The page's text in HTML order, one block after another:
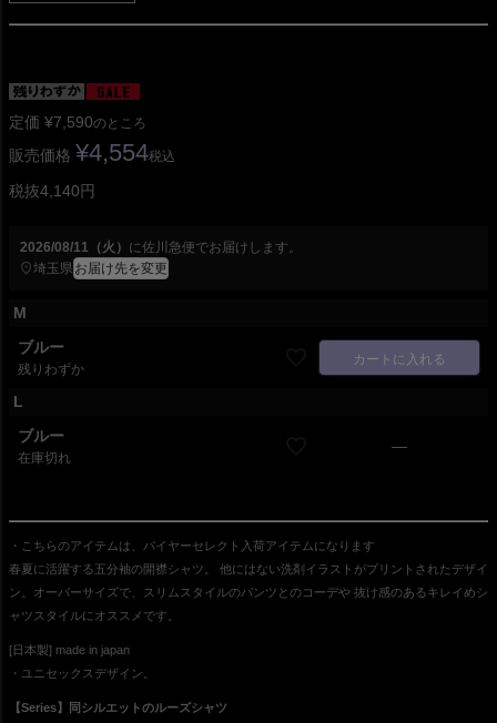
定価 ¥7,590のところ
販売価格 ¥4,554税込
税抜4,140円
2026/08/11（火） に佐川急便でお届けします。
埼玉県 お届け先を変更
M
ブルー
残りわずか
カートに入れる
L
ブルー
在庫切れ
—
・こちらのアイテムは、バイヤーセレクト入荷アイテムになります
春夏に活躍する五分袖の開襟シャツ。 他にはない洗剤イラストがプリントされたデザイ
ン。オーバーサイズで、スリムスタイルのパンツとのコーデや 抜け感のあるキレイめシ
ャツスタイルにオススメです。
[日本製] made in japan
・ユニセックスデザイン。
【Series】同シルエットのルーズシャツ